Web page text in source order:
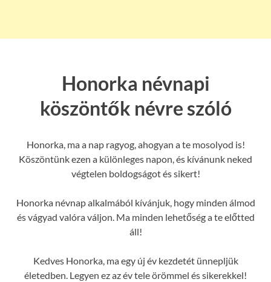
Honorka névnapi
köszöntők névre szóló
Honorka, ma a nap ragyog, ahogyan a te mosolyod is!
Köszöntünk ezen a különleges napon, és kívánunk neked
végtelen boldogságot és sikert!
Honorka névnap alkalmából kívánjuk, hogy minden álmod
és vágyad valóra váljon. Ma minden lehetőség a te előtted
áll!
Kedves Honorka, ma egy új év kezdetét ünnepljük
életedben. Legyen ez az év tele örömmel és sikerekkel!